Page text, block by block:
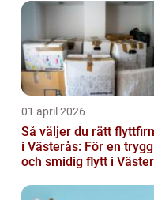
01 april 2026
Så väljer du rätt
i Västerås: För en trygg
och smidig flytt i